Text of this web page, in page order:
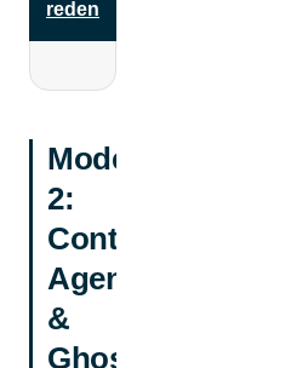
reden
Modell
2:
Content
Agentur
&
Ghostwriter